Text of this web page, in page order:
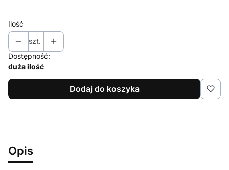
Ilość
szt.
Dostępność:
duża ilość
Dodaj do koszyka
Opis